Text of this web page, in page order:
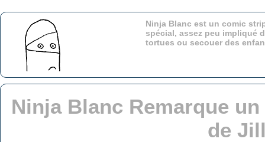
Ninja Blanc est un comic
spécial, assez peu impliqué
tortues ou secouer des
Ninja Blanc Remarque
de